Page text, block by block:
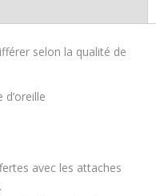
avec les attaches